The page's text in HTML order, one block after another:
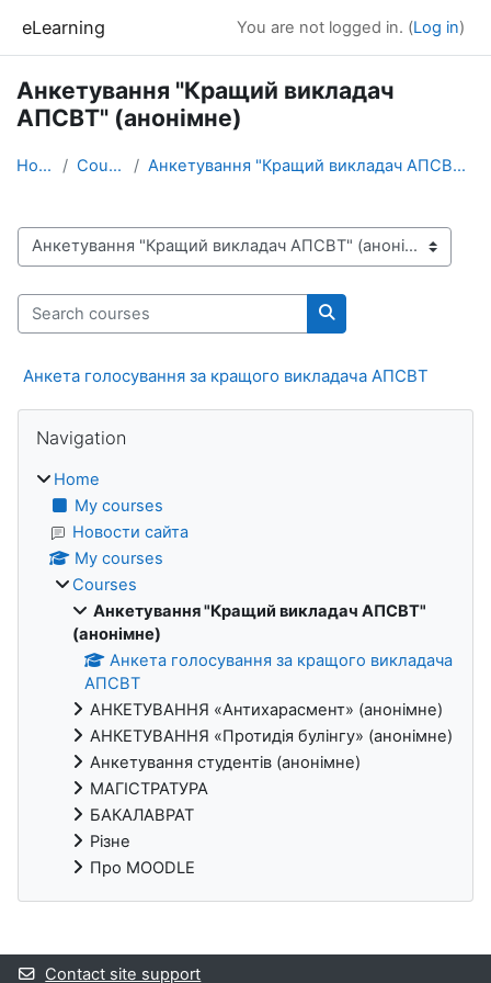
eLearning You are not logged in. (Log in)
Анкетування "Кращий викладач
АПСВТ" (анонімне)
Home Courses Анкетування "Кращий викладач АПСВТ" (анонімне)
Course categories
Search courses
Search courses
Анкета голосування за кращого викладача АПСВТ
Blocks
Navigation
Home
My courses
Новости сайта
My courses
Courses
Анкетування "Кращий викладач АПСВТ"
(анонімне)
Анкета голосування за кращого викладача
АПСВТ
АНКЕТУВАННЯ «Антихарасмент» (анонімне)
АНКЕТУВАННЯ «Протидія булінгу» (анонімне)
Анкетування студентів (анонімне)
МАГІСТРАТУРА
БАКАЛАВРАТ
Різне
Про MOODLE
Supplementary blocks
Contact site support